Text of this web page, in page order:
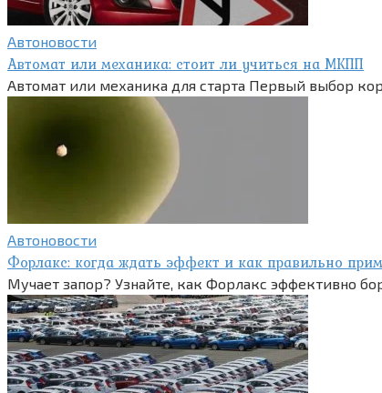
Автоновости
Автомат или механика: стоит ли учиться на МКПП
Автомат или механика для старта Первый выбор
Автоновости
Форлакс: когда ждать эффект и как правильно
Мучает запор? Узнайте, как Форлакс эффективно